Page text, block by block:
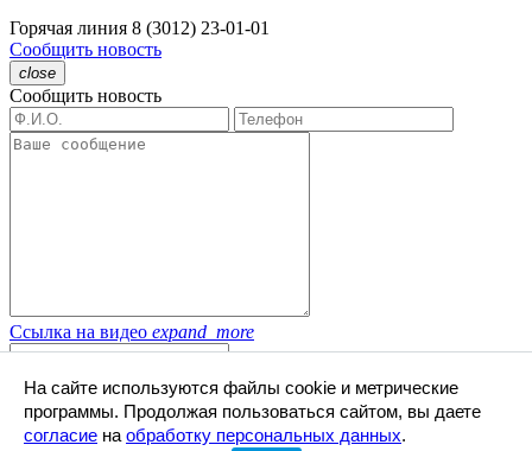
Горячая линия 8 (3012) 23-01-01
Сообщить новость
close
Сообщить новость
Ссылка на видео expand_more
Скрытьexpand_less
Отправляя форму,
обработку
На сайте используются файлы cookie и метрические
программы. Продолжая пользоваться сайтом, вы даете
согласие на обработку персональных данных.